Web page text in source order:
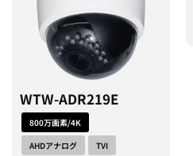
WTW-ADR219E
800万画素/4K
AHDアナログ
TVI